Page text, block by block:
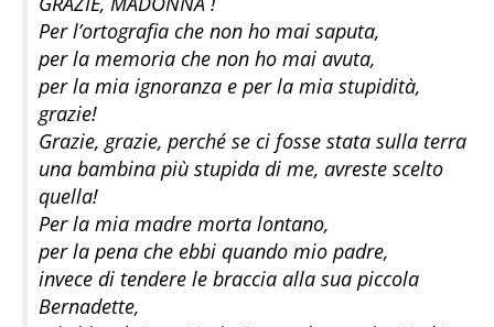
Per l’ortografia che non ho mai saputa,
per la memoria che non ho mai avuta,
per la mia ignoranza e per la mia stupidità,
grazie!
Grazie, grazie, perché se ci fosse stata sulla terra
una bambina più stupida di me, avreste scelto
quella!
Per la mia madre morta lontano,
per la pena che ebbi quando mio padre,
invece di tendere le braccia alla sua piccola
Bernadette,